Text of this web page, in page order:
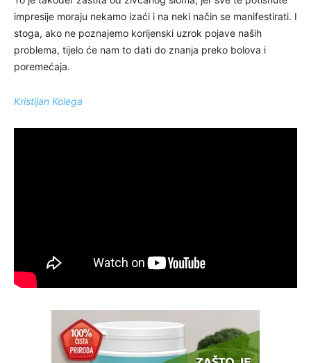
impresije moraju nekamo izaći i na neki način se manifestirati. I
stoga, ako ne poznajemo korijenski uzrok pojave naših
problema, tijelo će nam to dati do znanja preko bolova i
poremećaja.
Kristijan Kolega